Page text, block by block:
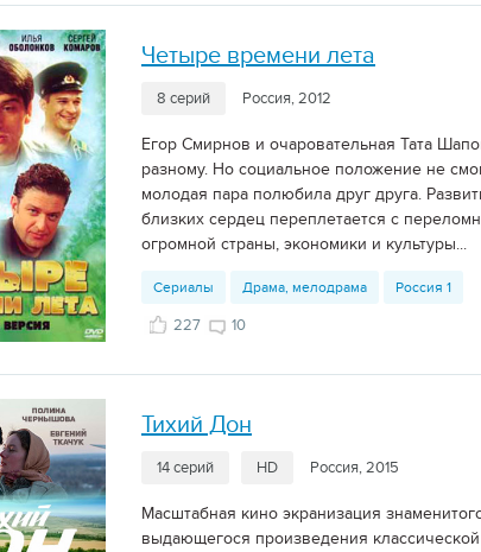
Четыре времени лета
8 серий Россия, 2012
Егор Смирнов и очаровательная Тата
разному. Но социальное положение не
молодая пара полюбила друг друга.
близких сердец переплетается с
огромной страны, экономики и культуры...
Сериалы Драма, мелодрама Россия 1
227 10
Тихий Дон
14 серий HD Россия, 2015
Масштабная кино экранизация
выдающегося произведения